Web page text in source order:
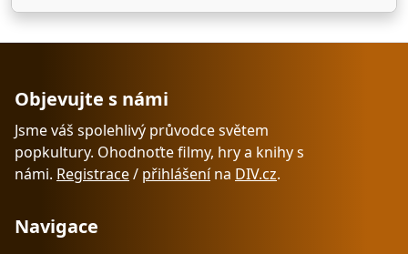
Objevujte s námi
Jsme váš spolehlivý průvodce světem
popkultury. Ohodnoťte filmy, hry a knihy s
námi. Registrace/ přihlášenína DIV.cz.
Navigace